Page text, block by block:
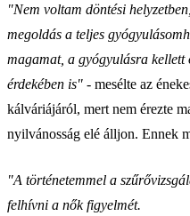
"Nem voltam döntési
megoldás a teljes
magamat, a gyógyulásra kellett
érdekében is" - mesélte az
kálváriájáról, mert nem érezte
nyilvánosság elé álljon. Ennek
"A történetemmel a
felhívni a nők figyelmét.